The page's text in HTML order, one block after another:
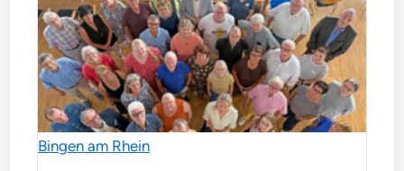
Bingen am Rhein